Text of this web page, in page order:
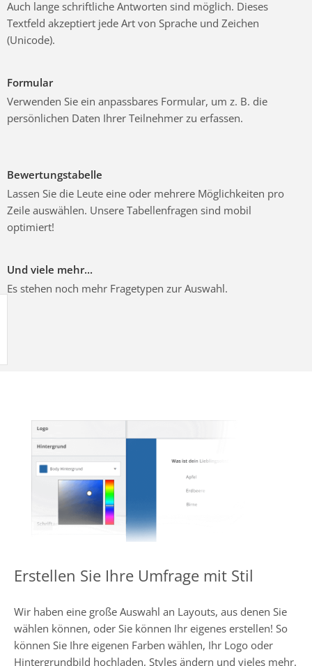
Auch lange schriftliche Antworten sind möglich. Dieses
Textfeld akzeptiert jede Art von Sprache und Zeichen
(Unicode).
Formular
Verwenden Sie ein anpassbares Formular, um z. B. die
persönlichen Daten Ihrer Teilnehmer zu erfassen.
Bewertungstabelle
Lassen Sie die Leute eine oder mehrere Möglichkeiten pro
Zeile auswählen. Unsere Tabellenfragen sind mobil
optimiert!
Und viele mehr...
Es stehen noch mehr Fragetypen zur Auswahl.
Erstellen Sie Ihre Umfrage mit Stil
Wir haben eine große Auswahl an Layouts, aus denen Sie
wählen können, oder Sie können Ihr eigenes erstellen! So
können Sie Ihre eigenen Farben wählen, Ihr Logo oder
Hintergrundbild hochladen, Styles ändern und vieles mehr.